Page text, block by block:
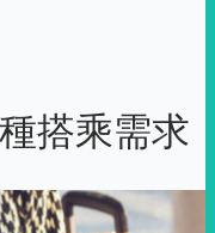
搭乘需求